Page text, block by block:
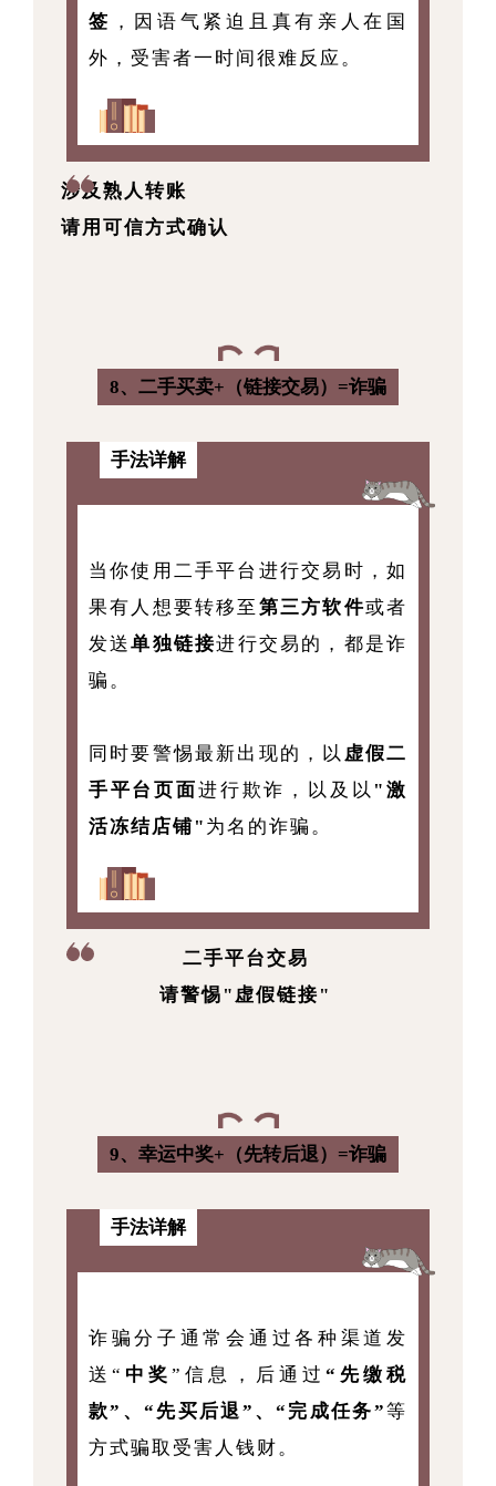
签 ，因语气紧迫且真有亲人在国
外，受害者一时间很难反应。
涉及熟人转账
请用可信方式确认
8、二手买卖+（链接交易）=诈骗
手法详解
当你使用二手平台进行交易时，如
果有人想要转移至 第三方软件或者
发送单独链接进行交易的，都是诈
骗。
同时要警惕最新出现的，以 虚假二
手平台页面进行欺诈，以及以 "激
活冻结店铺" 为名的诈骗。
二手平台交易
请警惕"虚假链接"
9、幸运中奖+（先转后退）=诈骗
手法详解
诈骗分子通常会通过各种渠道发
送“ 中奖”信息，后通过 “先缴税
款”、“先买后退”、“完成任务”等
方式骗取受害人钱财。